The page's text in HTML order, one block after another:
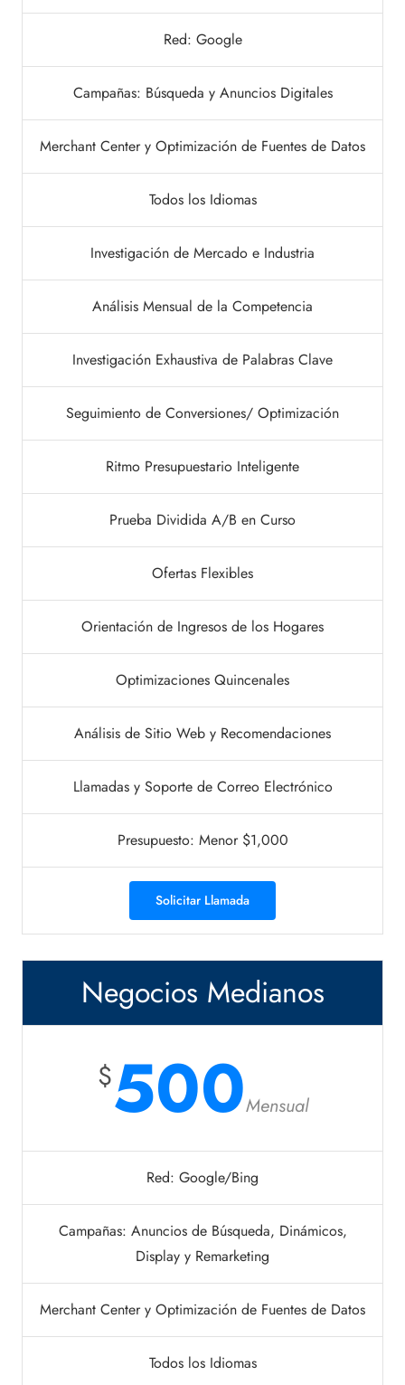
Red: Google
Campañas: Búsqueda y Anuncios Digitales
Merchant Center y Optimización de Fuentes de Datos
Todos los Idiomas
Investigación de Mercado e Industria
Análisis Mensual de la Competencia
Investigación Exhaustiva de Palabras Clave
Seguimiento de Conversiones/ Optimización
Ritmo Presupuestario Inteligente
Prueba Dividida A/B en Curso
Ofertas Flexibles
Orientación de Ingresos de los Hogares
Optimizaciones Quincenales
Análisis de Sitio Web y Recomendaciones
Llamadas y Soporte de Correo Electrónico
Presupuesto: Menor $1,000
Solicitar Llamada
Negocios Medianos
$500Mensual
Red: Google/Bing
Campañas: Anuncios de Búsqueda, Dinámicos,
Display y Remarketing
Merchant Center y Optimización de Fuentes de Datos
Todos los Idiomas